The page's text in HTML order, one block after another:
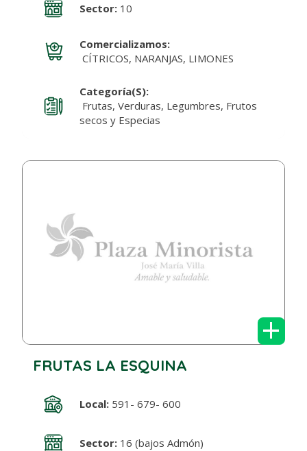
Sector:10
Comercializamos:
CÍTRICOS, NARANJAS, LIMONES
Categoría(s):
Frutas, Verduras, Legumbres, Frutos
secos y Especias
+
FRUTAS LA ESQUINA
Local:591- 679- 600
Sector:16 (bajos Admón)